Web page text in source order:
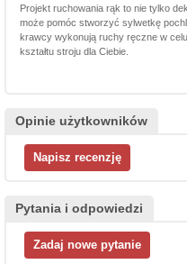
Projekt ruchowania rąk to nie tylko
może pomóc stworzyć sylwetkę
krawcy wykonują ruchy ręczne w
kształtu stroju dla Ciebie.
Opinie użytkowników
Pytania i odpowiedzi